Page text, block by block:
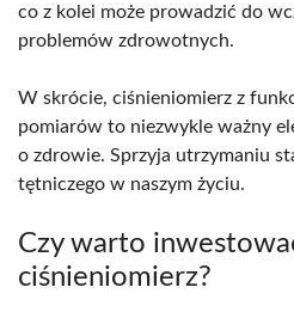
co z kolei może prowadzić do
problemów zdrowotnych.
W skrócie, ciśnieniomierz z
pomiarów to niezwykle ważny
o zdrowie. Sprzyja utrzymaniu
tętniczego w naszym życiu.
Czy warto
ciśnieniomierz?